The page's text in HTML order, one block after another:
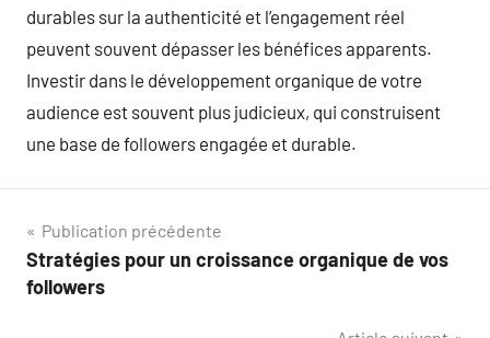
durables sur la authenticité et l’engagement réel
peuvent souvent dépasser les bénéfices apparents.
Investir dans le développement organique de votre
audience est souvent plus judicieux, qui construisent
une base de followers engagée et durable.
Navigation
de
Publication précédente
Stratégies pour un croissance organique de vos
followers